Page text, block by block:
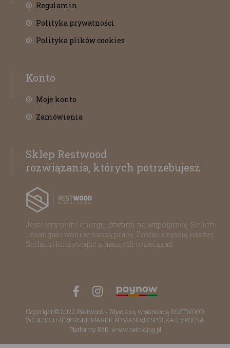
Regulamin
Polityka prywatności
Polityka plików cookies
Konto
Moje konto
Zamówienia
Sklep Restwood
rozwiązania, których potrzebujesz
Jesteśmy pełni energii, otwarci na współpracę. Solidni
i zaangażowani w naszą pracę. Zostań częścią naszej
Stolarni korzystając z naszych rozwiązań
Copyright © 2022 Restwood - Zdjęcia są własnością RESTWOOD
WOJCIECH JEZIORSKI, MAREK KOMANDZIK SPÓŁKA CYWILNA
Platformy B2B: www.netcoding.pl